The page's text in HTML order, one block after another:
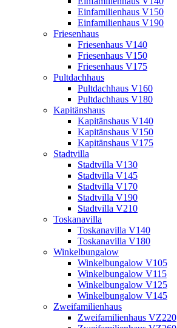
Einfamilienhaus V150
Einfamilienhaus V190
Friesenhaus
Friesenhaus V140
Friesenhaus V150
Friesenhaus V175
Pultdachhaus
Pultdachhaus V160
Pultdachhaus V180
Kapitänshaus
Kapitänshaus V140
Kapitänshaus V150
Kapitänshaus V175
Stadtvilla
Stadtvilla V130
Stadtvilla V145
Stadtvilla V170
Stadtvilla V190
Stadtvilla V210
Toskanavilla
Toskanavilla V140
Toskanavilla V180
Winkelbungalow
Winkelbungalow V105
Winkelbungalow V115
Winkelbungalow V125
Winkelbungalow V145
Zweifamilienhaus
Zweifamilienhaus VZ220